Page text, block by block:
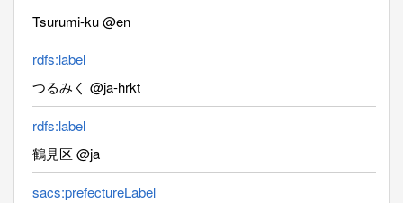
Tsurumi-ku @en
rdfs:label
つるみく @ja-hrkt
rdfs:label
鶴見区 @ja
sacs:prefectureLabel